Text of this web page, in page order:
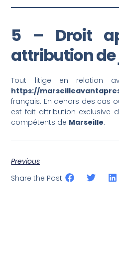
5 – Droit
attribution
Tout litige en relation
https://
français. En dehors des cas
est fait attribution exclusive
compétents de Marseille.
Previous
Share the Post: